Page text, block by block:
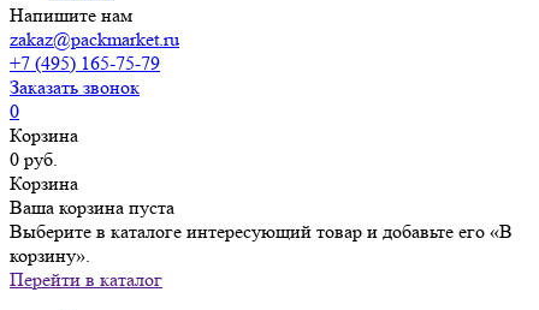
Напишите нам
zakaz@packmarket.ru
+7 (495) 165-75-79
Заказать звонок
0
Корзина
0 руб.
Корзина
Ваша корзина пуста
Выберите в каталоге интересующий товар и добавьте его «В
корзину».
Перейти в каталог